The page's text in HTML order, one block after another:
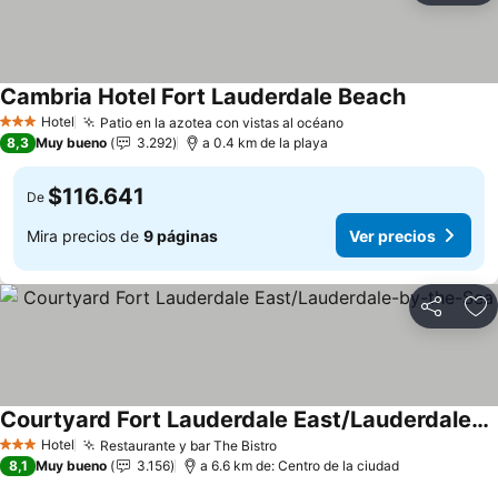
3 Estrellas
Hotel Patio en la azotea con vistas al océano
Cambria Hotel Fort Lauderdale Beach
8,3 Muy bueno 3.292 a 0.4 km de la playa
De $116.641
Mira precios de 9 páginas Ver precios
Compartir
3 Estrellas
Hotel Restaurante y bar The Bistro
Courtyard Fort Lauderdale East/Lauderdale-by-the-Sea
8,1 Muy bueno 3.156 a 6.6 km de: Centro de la ciudad